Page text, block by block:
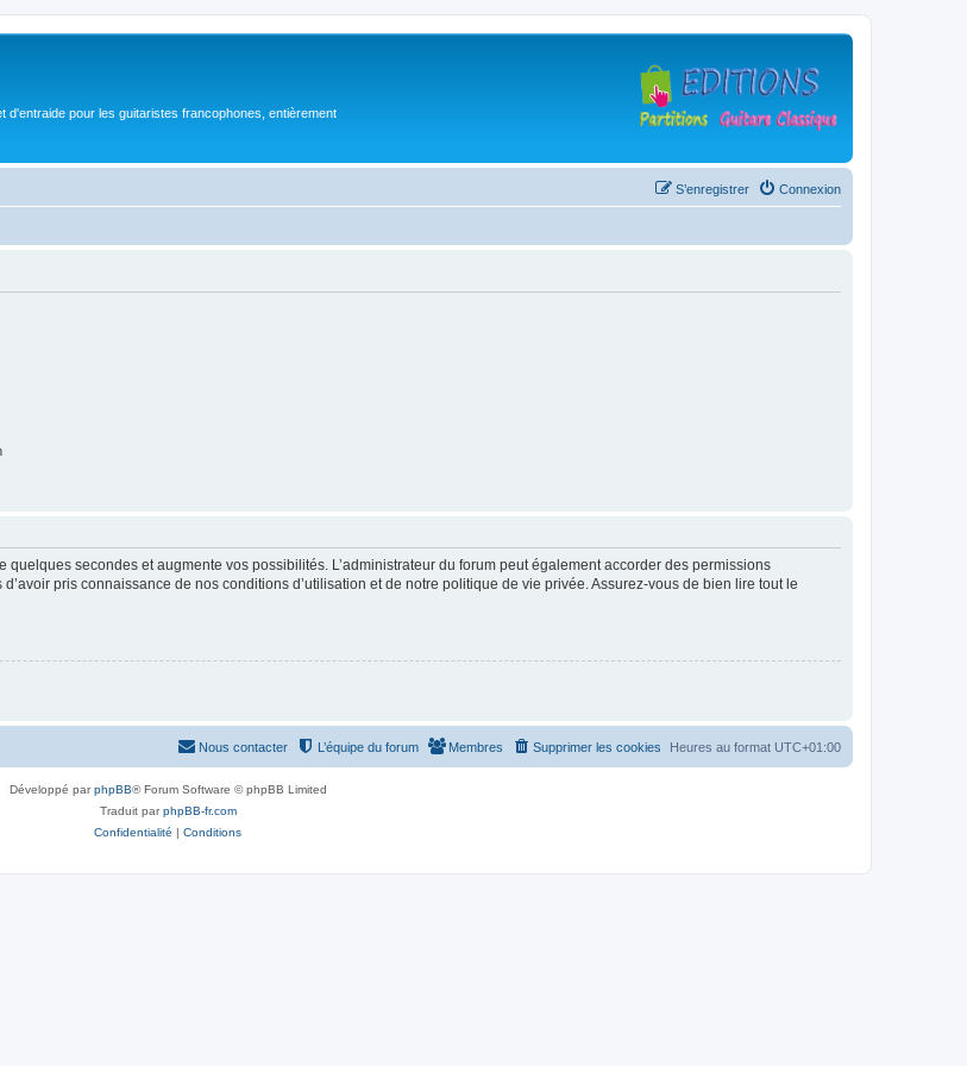
pour les guitaristes francophones, entièrement
Connexion
S’enregistrer
secondes et augmente vos possibilités. L’administrateur du forum peut également accorder des permissions
pris connaissance de nos conditions d’utilisation et de notre politique de vie privée. Assurez-vous de bien lire tout le
Heures au format UTC+01:00
Supprimer les cookies
Membres
L’équipe du forum
Nous contacter
Développé parphpBB® Forum Software © phpBB Limited
Traduit parphpBB-fr.com
Confidentialité | Conditions